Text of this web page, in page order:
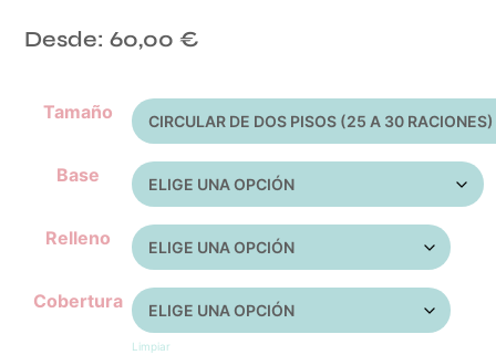
Desde:60,00 €
Tamaño
Base
Relleno
Cobertura
Limpiar